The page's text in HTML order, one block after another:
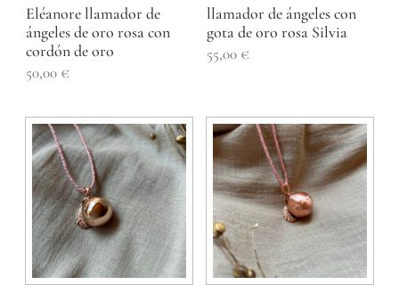
Eléanore llamador de
ángeles de oro rosa con
cordón de oro
50,00 €
llamador de ángeles con
gota de oro rosa Silvia
55,00 €